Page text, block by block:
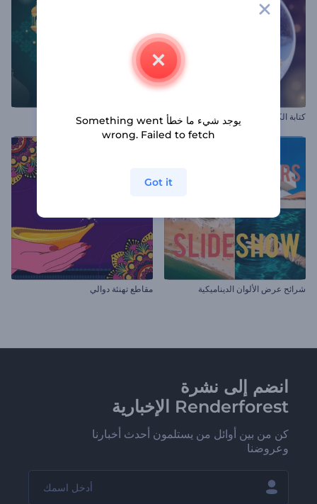
كتابة الكريسماس اللامعة مقاطع ليلة المعراج
شرائح عرض الألوان الديناميكية مقاطع تهنئة دوالي
انضم إلى نشرة
Renderforest الإخبارية
كن من بين أوائل من يستلمون أحدث أخبارنا
وعروضنا
يوجد شيء ما خطأ Something went
wrong. Failed to fetch
Got it